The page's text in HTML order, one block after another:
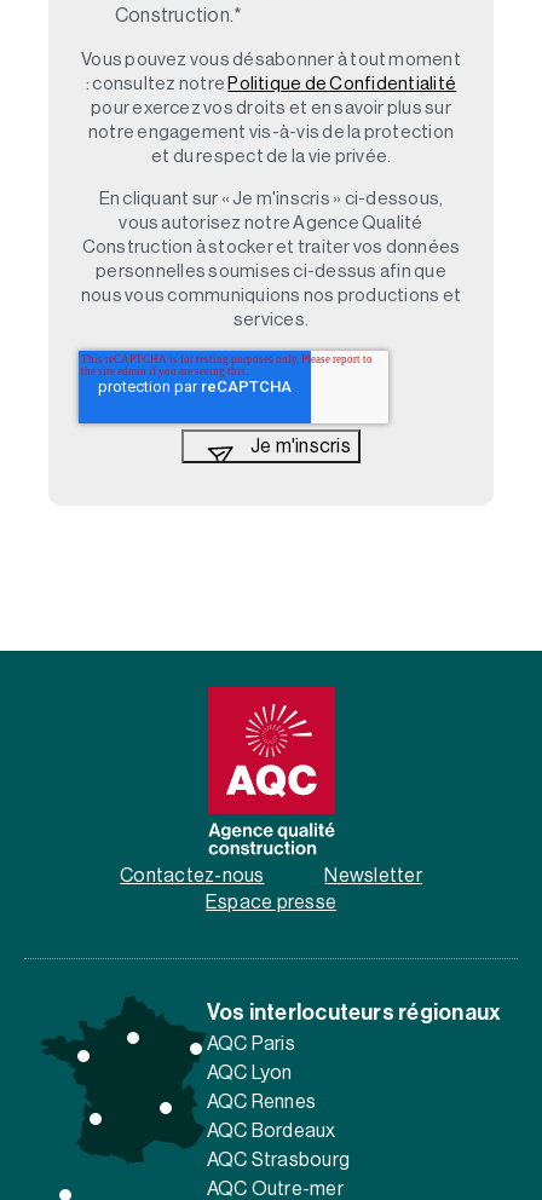
Construction. *
Vous pouvez vous désabonner à tout moment
: consultez notre Politique de Confidentialité
pour exercez vos droits et en savoir plus sur
notre engagement vis-à-vis de la protection
et du respect de la vie privée.
En cliquant sur « Je m'inscris » ci-dessous,
vous autorisez notre Agence Qualité
Construction à stocker et traiter vos données
personnelles soumises ci-dessus afin que
nous vous communiquions nos productions et
services.
Contactez-nous
Newsletter
Espace presse
Vos interlocuteurs régionaux
AQC Paris
AQC Lyon
AQC Rennes
AQC Bordeaux
AQC Strasbourg
AQC Outre-mer